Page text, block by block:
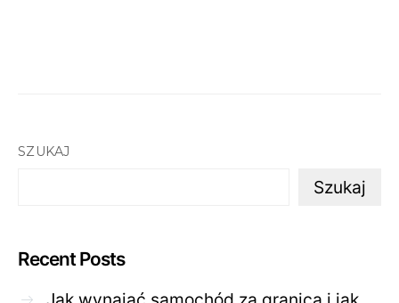
SZUKAJ
Szukaj
Recent Posts